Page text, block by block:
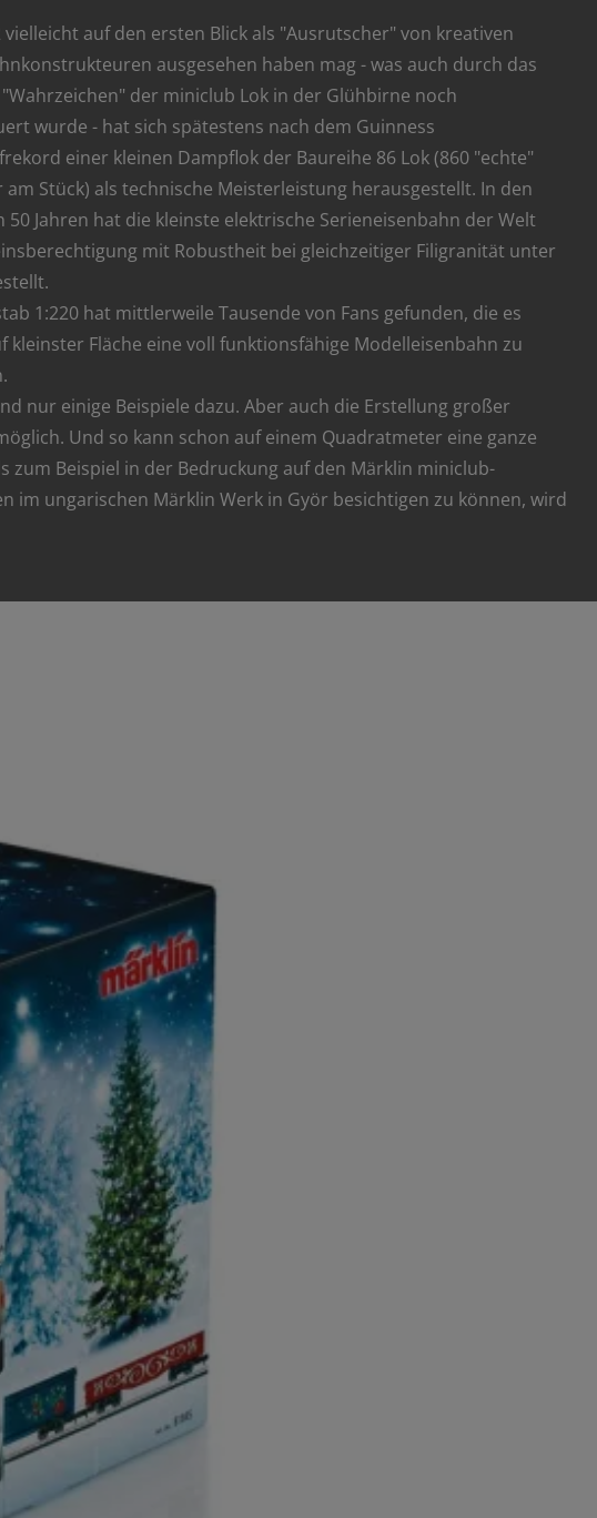
vielleicht auf den ersten Blick als "Ausrutscher" von kreativen
ausgesehen haben mag - was auch durch das
der miniclub Lok in der Glühbirne noch
wurde - hat sich spätestens nach dem Guinness
einer kleinen Dampflok der Baureihe 86 Lok (860 "echte"
am Stück) als technische Meisterleistung herausgestellt. In den
50 Jahren hat die kleinste elektrische Serieneisenbahn der Welt
mit Robustheit bei gleichzeitiger Filigranität unter
1:220 hat mittlerweile Tausende von Fans gefunden, die es
kleinster Fläche eine voll funktionsfähige Modelleisenbahn zu
nur einige Beispiele dazu. Aber auch die Erstellung großer
Und so kann schon auf einem Quadratmeter eine ganze
Beispiel in der Bedruckung auf den Märklin miniclub-
im ungarischen Märklin Werk in Györ besichtigen zu können, wird